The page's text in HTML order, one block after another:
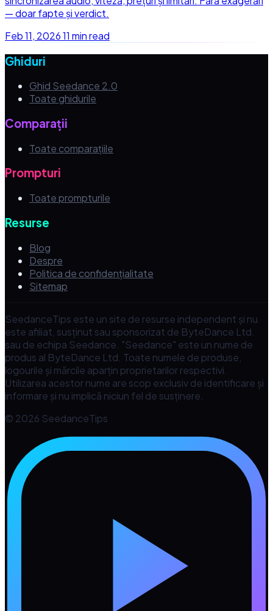
— doar fapte și verdict.
Feb 11, 202611 min read
Ghiduri
Ghid Seedance 2.0
Toate ghidurile
Comparații
Toate comparațiile
Prompturi
Toate prompturile
Resurse
Blog
Despre
Politica de confidențialitate
Sitemap
SeedanceTips este un site de resurse independent și nu
este afiliat, susținut sau sponsorizat de ByteDance Ltd.
sau de echipa Seedance. "Seedance" este un nume de
produs al ByteDance Ltd. Toate numele de produse,
logourile și mărcile aparțin proprietarilor respectivi.
Utilizarea acestor nume are scop exclusiv de identificare și
informare și nu implică niciun fel de susținere.
© 2026 SeedanceTips